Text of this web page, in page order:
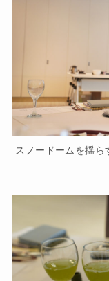
スノードームを揺ら